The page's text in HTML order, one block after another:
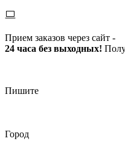
Прием заказов через сайт -
24 часа без выходных!
Пишите
Город